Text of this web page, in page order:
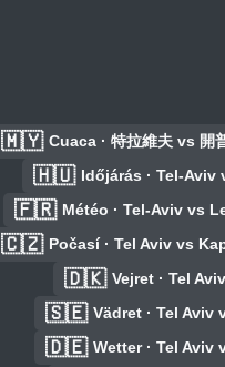
🇲🇾 Cuaca · 特拉維夫 vs 開
🇭🇺 Időjárás · Tel-Aviv
🇫🇷 Météo · Tel-Aviv vs
🇨🇿 Počasí · Tel Aviv vs
🇩🇰 Vejret · Tel
🇸🇪 Vädret · Tel Aviv
🇩🇪 Wetter · Tel Aviv